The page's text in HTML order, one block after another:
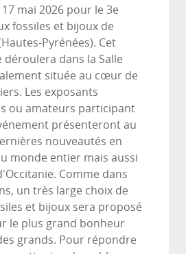
mai 2026 pour le 3e
fossiles et bijoux de
Pyrénées). Cet
déroulera dans la Salle
située au cœur de
Les exposants
ou amateurs participant
présenteront au
nouveautés en
monde entier mais aussi
Comme dans
un très large choix de
et bijoux sera proposé
le plus grand bonheur
grands. Pour répondre